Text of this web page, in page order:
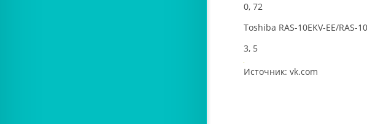
0, 72
Toshiba RAS-10EKV-EE/RAS-
3, 5
Источник: vk.com